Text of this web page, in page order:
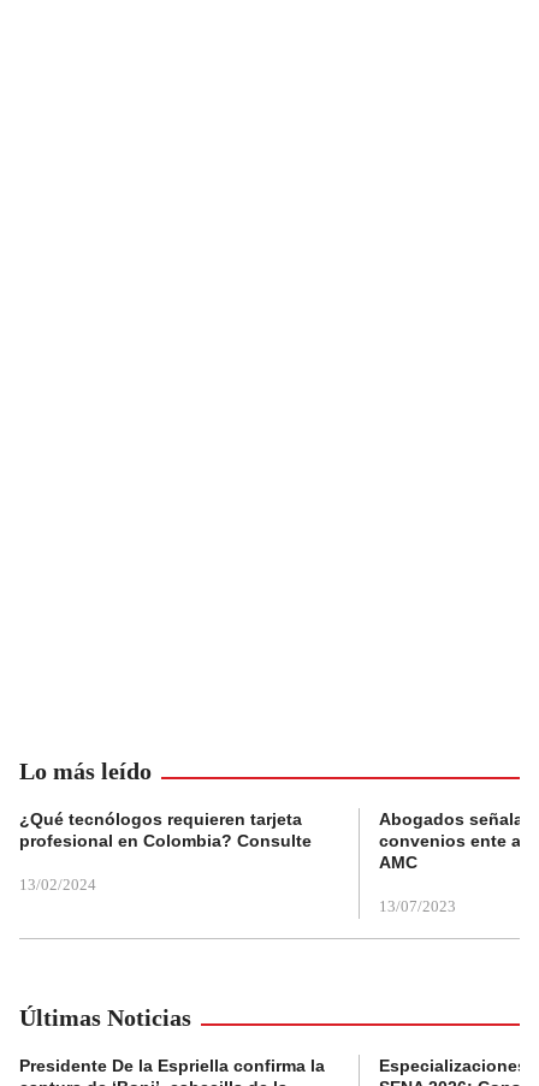
Lo más leído
¿Qué tecnólogos requieren tarjeta
profesional en Colombia? Consulte
13/02/2024
Abogados
convenios ente
AMC
13/07/2023
Últimas Noticias
Presidente De la Espriella confirma la
Especializaciones